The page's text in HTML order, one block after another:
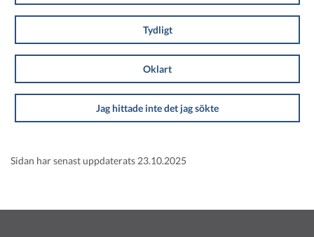
Tydligt
Oklart
Jag hittade inte det jag sökte
Sidan har senast uppdaterats 23.10.2025